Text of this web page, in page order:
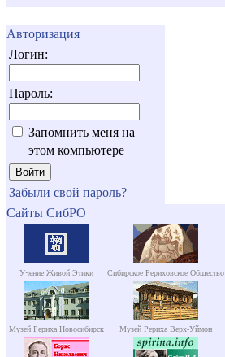
Авторизация
Логин:
Пароль:
Запомнить меня на
этом компьютере
Забыли свой пароль?
Сайты СибРО
Учение Живой Этики Сибирское Рериховское Общество
Музей Рериха Новосибирск Музей Рериха Верх-Уймон